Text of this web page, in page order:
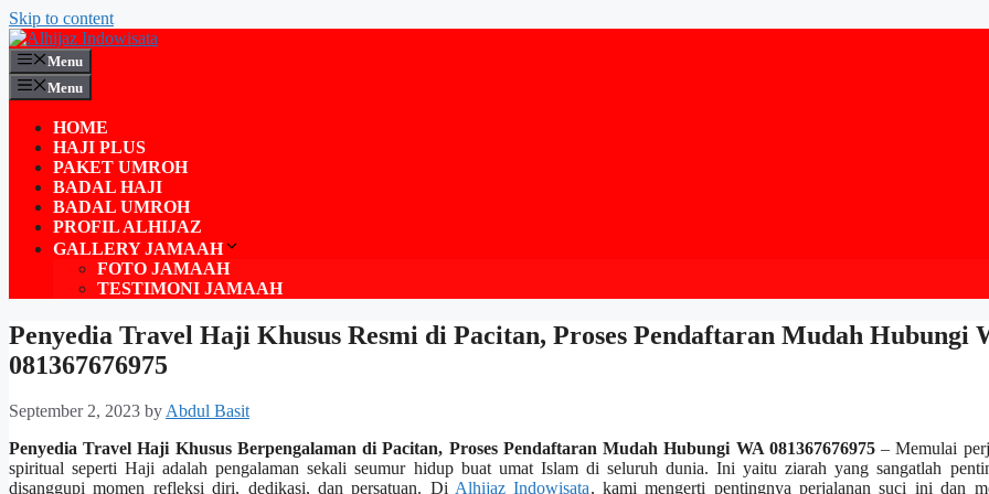
Skip to content
Menu
Menu
HOME
HAJI PLUS
PAKET UMROH
BADAL HAJI
BADAL UMROH
PROFIL ALHIJAZ
GALLERY JAMAAH
FOTO JAMAAH
TESTIMONI JAMAAH
Penyedia Travel Haji Khusus Resmi di Pacitan, Proses Pendaftaran Mudah Hubungi
081367676975
September 2, 2023 byAbdul Basit
Penyedia Travel Haji Khusus Berpengalaman di Pacitan, Proses Pendaftaran Mudah Hubungi WA 081367676975– Memulai
spiritual seperti Haji adalah pengalaman sekali seumur hidup buat umat Islam di seluruh dunia. Ini yaitu ziarah yang sangatlah
disanggupi momen refleksi diri, dedikasi, dan persatuan. DiAlhijaz Indowisata, kami mengerti pentingnya perjalanan suci ini dan